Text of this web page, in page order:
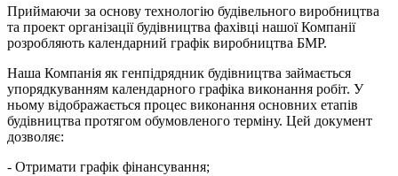
Приймаючи за основу технологію будівельного виробництва
та проект організації будівництва фахівці нашої Компанії
розробляють календарний графік виробництва БМР.
Наша Компанія як генпідрядник будівництва займається
упорядкуванням календарного графіка виконання робіт. У
ньому відображається процес виконання основних етапів
будівництва протягом обумовленого терміну. Цей документ
дозволяє:
- Отримати графік фінансування;